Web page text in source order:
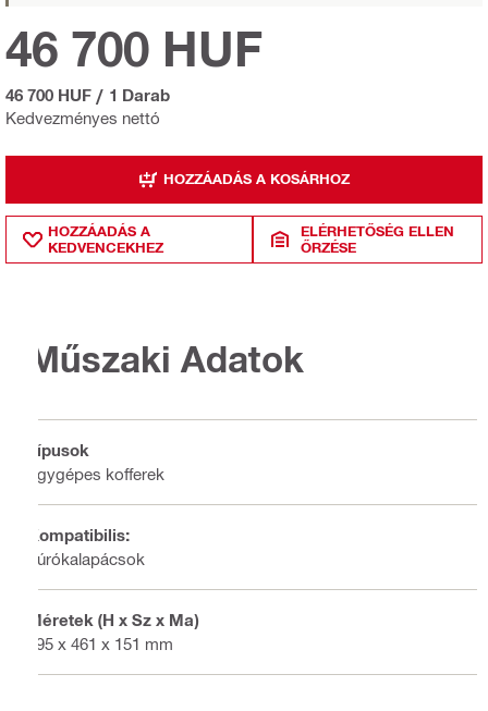
Kedvezményes nettó
46 700 HUF
46 700 HUF / 1 Darab
HOZZÁADÁS A KOSÁRHOZ
HOZZÁADÁS A
KEDVENCEKHEZ
ELÉRHETŐSÉG ELLEN
ŐRZÉSE
Műszaki Adatok
Típusok
Egygépes kofferek
Kompatibilis:
Fúrókalapácsok
Méretek (H x Sz x Ma)
595 x 461 x 151 mm